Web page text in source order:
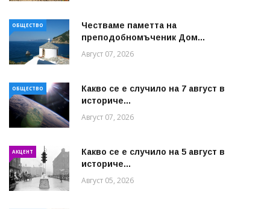
ОБЩЕСТВО
Честваме паметта на
преподобномъченик Дом...
Август 07, 2026
ОБЩЕСТВО
Какво се е случило на 7 август в
историче...
Август 07, 2026
АКЦЕНТ
Какво се е случило на 5 август в
историче...
Август 05, 2026